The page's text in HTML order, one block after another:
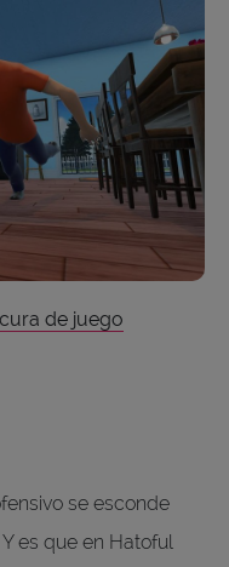
de juego
se esconde
es que en Hatoful